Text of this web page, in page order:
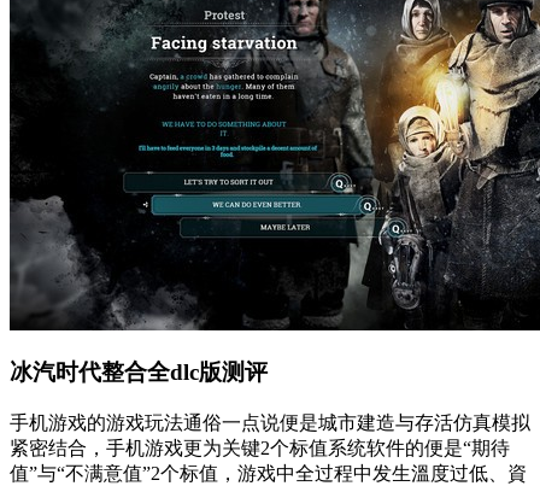
冰汽时代整合全dlc版测评
手机游戏的游戏玩法通俗一点说便是城市建造与存活仿真模拟
紧密结合，手机游戏更为关键2个标值系统软件的便是“期待
值”与“不满意值”2个标值，游戏中全过程中发生溫度过低、資